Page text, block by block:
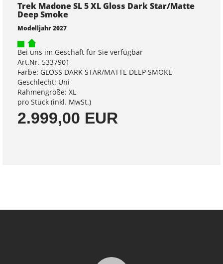
Trek Madone SL 5 XL Gloss Dark Star/Matte
Deep Smoke
Modelljahr 2027
Bei uns im Geschäft für Sie verfügbar
Art.Nr. 5337901
Farbe: GLOSS DARK STAR/MATTE DEEP SMOKE
Geschlecht: Uni
Rahmengröße: XL
pro Stück (inkl. MwSt.)
2.999,00 EUR